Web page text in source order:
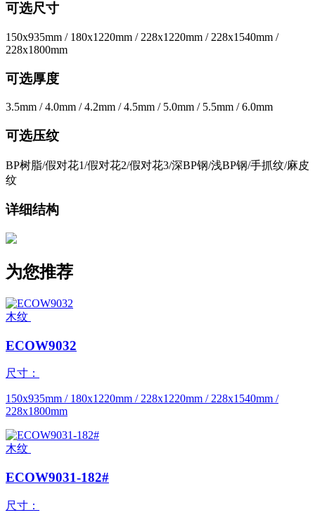
可选尺寸
150x935mm / 180x1220mm / 228x1220mm / 228x1540mm /
228x1800mm
可选厚度
3.5mm / 4.0mm / 4.2mm / 4.5mm / 5.0mm / 5.5mm / 6.0mm
可选压纹
BP树脂/假对花1/假对花2/假对花3/深BP钢/浅BP钢/手抓纹/麻皮
纹
详细结构
为您推荐
木纹
ECOW9032
尺寸：
150x935mm / 180x1220mm / 228x1220mm / 228x1540mm /
228x1800mm
木纹
ECOW9031-182#
尺寸：